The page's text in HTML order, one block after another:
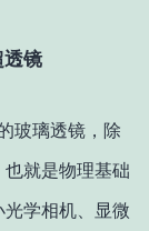
镜
玻璃透镜，除
就是物理基础
学相机、显微